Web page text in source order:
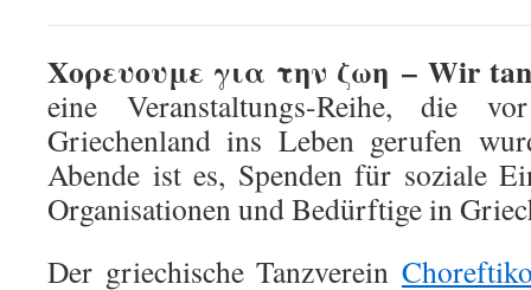
Χορευουμε για την ζωη – Wir
eine Veranstaltungs-Reihe, die
Griechenland ins Leben gerufen
Abende ist es, Spenden für soziale
Organisationen und Bedürftige in
Der griechische Tanzverein